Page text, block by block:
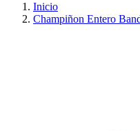
Inicio
Champiñon Entero